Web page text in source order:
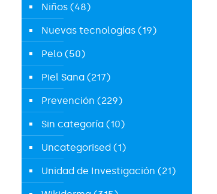
Niños (48)
Nuevas tecnologías (19)
Pelo (50)
Piel Sana (217)
Prevención (229)
Sin categoría (10)
Uncategorised (1)
Unidad de Investigación (21)